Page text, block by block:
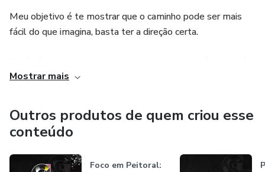
Meu objetivo é te mostrar que o caminho pode ser mais
fácil do que imagina, basta ter a direção certa.
não precisa deixar de viver para ter um shape, criar um
ensinar.
Seja bem vindo, a sua transformação começa agora.
Mostrar mais
Outros produtos de quem criou esse
conteúdo
Foco em Peitoral: